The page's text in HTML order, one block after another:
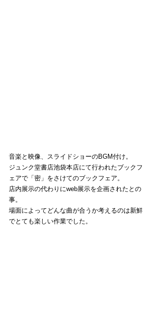
音楽と映像、スライドショーのBGM付け。
ジュンク堂書店池袋本店にて行われたブックフ
ェアで「密」をさけてのブックフェア。
店内展示の代わりにweb展示を企画されたとの
事。
場面によってどんな曲が合うか考えるのは新鮮
でとても楽しい作業でした。